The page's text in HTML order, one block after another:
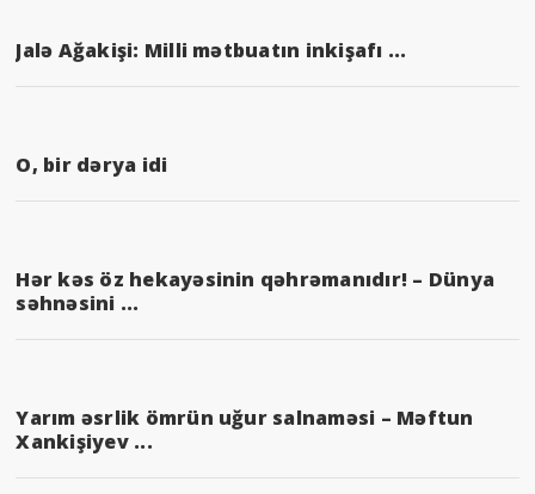
Jalə Ağakişi: Milli mətbuatın inkişafı ...
O, bir dərya idi
Hər kəs öz hekayəsinin qəhrəmanıdır! – Dünya
səhnəsini ...
Yarım əsrlik ömrün uğur salnaməsi – Məftun
Xankişiyev ...